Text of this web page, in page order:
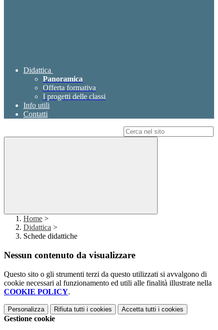
Didattica
Panoramica
Offerta formativa
I progetti delle classi
Info utili
Contatti
Home >
Didattica >
Schede didattiche
Nessun contenuto da visualizzare
Questo sito o gli strumenti terzi da questo utilizzati si avvalgono di
cookie necessari al funzionamento ed utili alle finalità illustrate nella
COOKIE POLICY.
Personalizza Rifiuta tutti i cookies Accetta tutti i cookies
Gestione cookie